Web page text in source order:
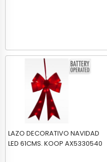
LAZO DECORATIVO NAVIDAD
LED 61CMS. KOOP AX5330540